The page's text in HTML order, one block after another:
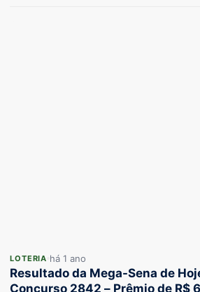
LOTERIA há 1 ano
Resultado da Mega-Sena de
Concurso 2842 – Prêmio de R$